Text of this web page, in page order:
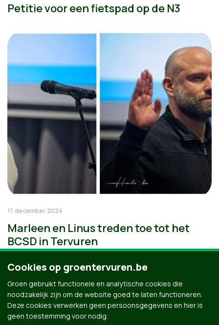
Petitie voor een fietspad op de N3
11 december 2024
Marleen en Linus treden toe tot het
BCSD in Tervuren
Cookies op groentervuren.be
Groen gebruikt functionele en analytische cookies die
noodzakelijk zijn om de website goed te laten functioneren.
Deze cookies verwerken geen persoonsgegevens en hier is
geen toestemming voor nodig.